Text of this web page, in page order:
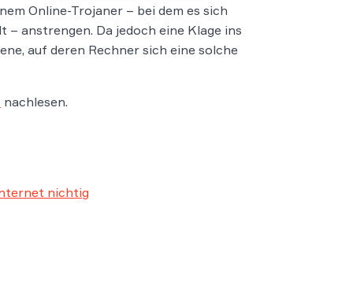
Online-Trojaner – bei dem es sich
anstrengen. Da jedoch eine Klage ins
auf deren Rechner sich eine solche
nachlesen.
nichtig